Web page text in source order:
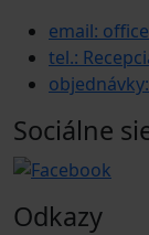
email:
tel.:
Sociálne
Odkazy